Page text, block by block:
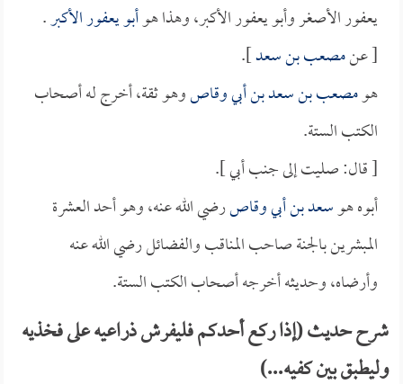
يعفور الأصغر وأبو يعفور الأكبر، وهذا هوأبو يعفور الأكبر.
[ عنمصعب بن سعد].
هومصعب بن سعد بن أبي وقاصوهو ثقة، أخرج له أصحاب
الكتب الستة.
[ قال: صليت إلى جنب أبي ].
أبوه هوسعد بن أبي وقاصرضي الله عنه، وهو أحد العشرة
المبشرين بالجنة صاحب المناقب والفضائل رضي الله عنه
وأرضاه، وحديثه أخرجه أصحاب الكتب الستة.
شرح حديث (إذا ركع أحدكم فليفرش ذراعيه على فخذيه
وليطبق بين كفيه...)